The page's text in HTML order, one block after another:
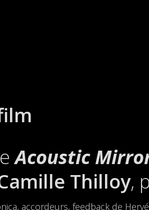
Acoustic
Thilloy,
accordeurs, feedback de